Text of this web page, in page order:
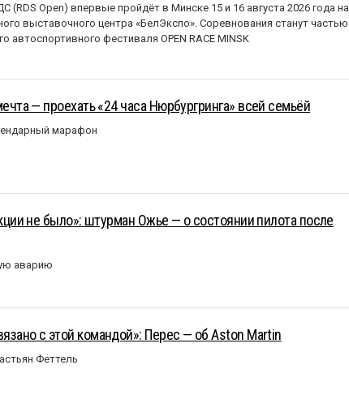
(RDS Open) впервые пройдёт в Минске 15 и 16 августа 2026 года на
выставочного центра «БелЭкспо». Соревнования станут частью
автоспортивного фестиваля OPEN RACE MINSK
— проехать «24 часа Нюрбургринга» всей семьёй
марафон
не было»: штурман Ожье — о состоянии пилота после
аварию
с этой командой»: Перес — об Aston Martin
Феттель